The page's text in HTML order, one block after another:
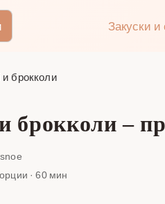
Закуски
брокколи
брокколи –
· 60 мин